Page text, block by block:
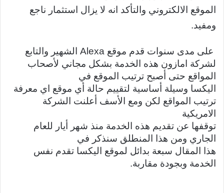
الموقع الالكتروني والتأكد انه لا يزال استثمار ناجع
ومفيد.
على مدى سنوات قدم موقع Alexa الشهير والتابع
لشركة امازون هذه الخدمة بشكل مجاني لأصحاب
المواقع حتى أصبح ترتيب الموقع في
اليكسا وسيلة أساسية لتقييم حالة أي موقع اي معرفة
ترتيب المواقع لكن ومع الأسف أعلنت الشركة
الامريكية
توقفها عن تقديم هذه الخدمة منذ شهر أيار للعام
الجاري ومن هذا المنطلق سنذكر في
هذا المقال سبعة بدائل لموقع اليكسا تقدم نفس
الخدمة وبجودة مقاربة.